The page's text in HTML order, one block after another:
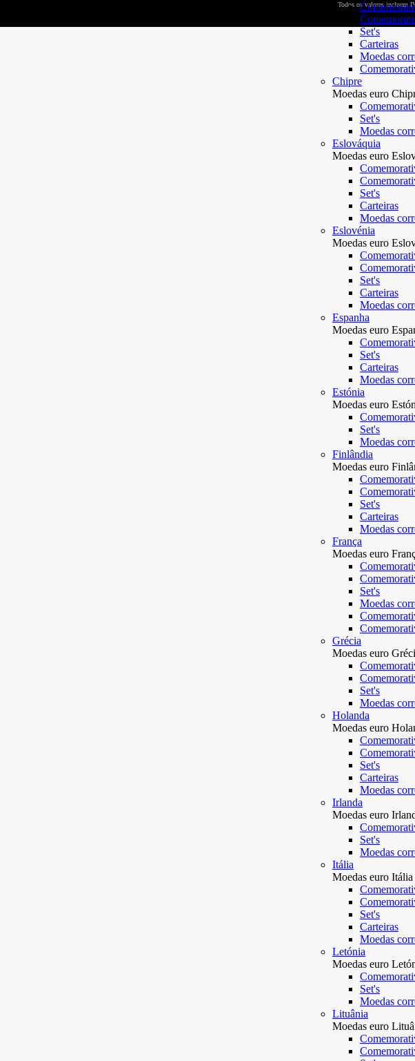
Set's
Carteiras
Moedas
Chipre
Moedas euro
Set's
Moedas
Eslováquia
Moedas euro
Set's
Carteiras
Moedas
Eslovénia
Moedas euro
Set's
Carteiras
Moedas
Espanha
Moedas euro
Set's
Carteiras
Moedas
Estónia
Moedas euro
Set's
Moedas
Finlândia
Moedas euro
Set's
Carteiras
Moedas
França
Moedas euro
Set's
Moedas
Grécia
Moedas euro
Set's
Moedas
Holanda
Moedas euro
Set's
Carteiras
Moedas
Irlanda
Moedas euro
Set's
Moedas
Itália
Moedas euro Itália
Set's
Carteiras
Moedas
Letónia
Moedas euro
Set's
Moedas
Lituânia
Moedas euro
Todos os valores incluem